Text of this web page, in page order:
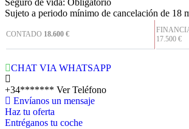
Seguro de vida: Obligatorio
Sujeto a periodo mínimo de cancelación de 18
CONTADO 18.600 €
17.500 €
CHAT VIA WHATSAPP
+34******* Ver Teléfono
Envíanos un mensaje
Haz tu oferta
Entréganos tu coche